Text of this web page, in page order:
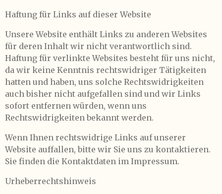
Haftung für Links auf dieser Website
Unsere Website enthält Links zu anderen Websites
für deren Inhalt wir nicht verantwortlich sind.
Haftung für verlinkte Websites besteht für uns nicht,
da wir keine Kenntnis rechtswidriger Tätigkeiten
hatten und haben, uns solche Rechtswidrigkeiten
auch bisher nicht aufgefallen sind und wir Links
sofort entfernen würden, wenn uns
Rechtswidrigkeiten bekannt werden.
Wenn Ihnen rechtswidrige Links auf unserer
Website auffallen, bitte wir Sie uns zu kontaktieren.
Sie finden die Kontaktdaten im Impressum.
Urheberrechtshinweis